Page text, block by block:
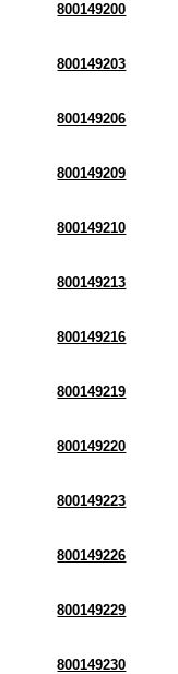
800149200
800149203
800149206
800149209
800149210
800149213
800149216
800149219
800149220
800149223
800149226
800149229
800149230